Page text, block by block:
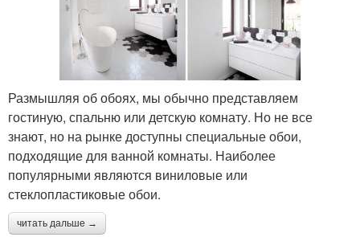
Размышляя об обоях, мы обычно представляем
гостиную, спальню или детскую комнату. Но не все
знают, но на рынке доступны специальные обои,
подходящие для ванной комнаты. Наиболее
популярными являются виниловые или
стеклопластиковые обои.
читать дальше →